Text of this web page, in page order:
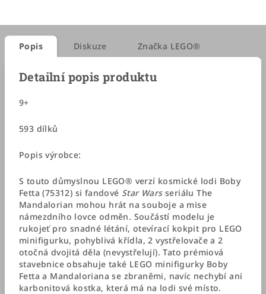
Popis Diskuze Značka LEGO®
Detailní popis produktu
9+
593 dílků
Popis výrobce:
S touto důmyslnou LEGO® verzí kosmické lodi Boby
Fetta (75312) si fandové Star Wars seriálu The
Mandalorian mohou hrát na souboje a mise
námezdního lovce odměn. Součástí modelu je
rukojeť pro snadné létání, otevírací kokpit pro LEGO
minifigurku, pohyblivá křídla, 2 vystřelovače a 2
otočná dvojitá děla (nevystřelují). Tato prémiová
stavebnice obsahuje také LEGO minifigurky Boby
Fetta a Mandaloriana se zbraněmi, navíc nechybí ani
karbonitová kostka, která má na lodi své místo.